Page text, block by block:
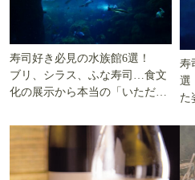
寿司好き必見の水族館6選！
ブリ、シラス、ふな寿司…食文
化の展示から本当の「いただき
寿
選
た